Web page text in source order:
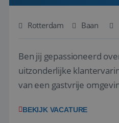
Rotterdam Baan
Ben jij gepassioneerd
uitzonderlijke
van een gastvrije
ondersteuning? Op ons
BEKIJK VACATURE
Google